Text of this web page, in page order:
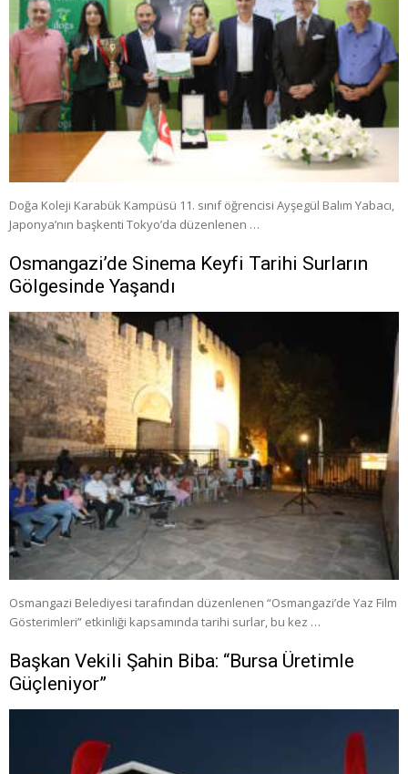
Doğa Koleji Karabük Kampüsü 11. sınıf öğrencisi Ayşegül Balım Yabacı,
Japonya’nın başkenti Tokyo’da düzenlenen …
Osmangazi’de Sinema Keyfi Tarihi Surların
Gölgesinde Yaşandı
Osmangazi Belediyesi tarafından düzenlenen “Osmangazi’de Yaz Film
Gösterimleri” etkinliği kapsamında tarihi surlar, bu kez …
Başkan Vekili Şahin Biba: “Bursa Üretimle
Güçleniyor”